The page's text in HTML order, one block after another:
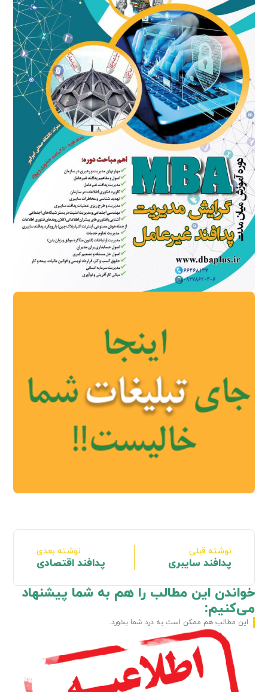
نوشته قبلی
پدافند سایبری
نوشته بعدی
پدافند اقتصادی
خواندن این مطالب را هم به شما پیشنهاد
می‌کنیم:
این مطالب هم ممکن است به درد شما بخورد.